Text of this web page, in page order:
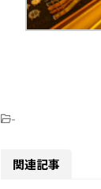
-
関連記事